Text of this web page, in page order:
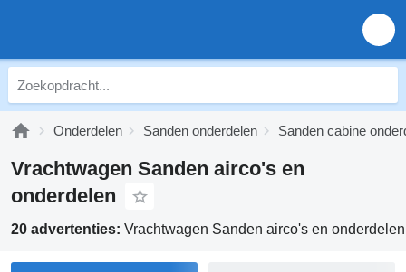
Onderdelen Sanden onderdelen Sanden cabine
Vrachtwagen Sanden airco's en
onderdelen
20 advertenties: Vrachtwagen Sanden airco's en onderdelen